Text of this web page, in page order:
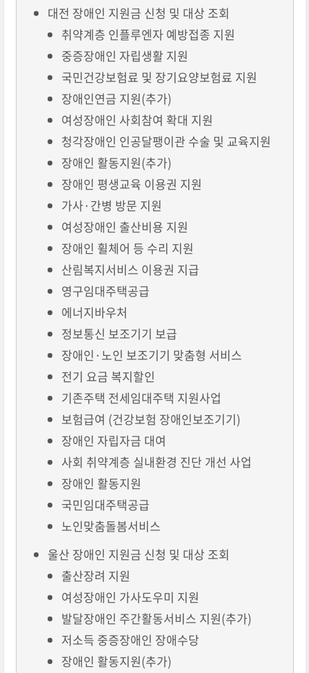
대전 장애인 지원금 신청 및 대상 조회
취약계층 인플루엔자 예방접종 지원
중증장애인 자립생활 지원
국민건강보험료 및 장기요양보험료 지원
장애인연금 지원(추가)
여성장애인 사회참여 확대 지원
청각장애인 인공달팽이관 수술 및 교육지원
장애인 활동지원(추가)
장애인 평생교육 이용권 지원
가사·간병 방문 지원
여성장애인 출산비용 지원
장애인 휠체어 등 수리 지원
산림복지서비스 이용권 지급
영구임대주택공급
에너지바우처
정보통신 보조기기 보급
장애인·노인 보조기기 맞춤형 서비스
전기 요금 복지할인
기존주택 전세임대주택 지원사업
보험급여 (건강보험 장애인보조기기)
장애인 자립자금 대여
사회 취약계층 실내환경 진단 개선 사업
장애인 활동지원
국민임대주택공급
노인맞춤돌봄서비스
울산 장애인 지원금 신청 및 대상 조회
출산장려 지원
여성장애인 가사도우미 지원
발달장애인 주간활동서비스 지원(추가)
저소득 중증장애인 장애수당
장애인 활동지원(추가)